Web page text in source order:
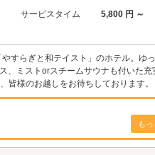
サービスタイム
5,800 円 ～
すらぎと和テイスト」のホテル。ゆ
、ミストorスチームサウナも付いた充
皆様のお越しをお待ちしております。
も